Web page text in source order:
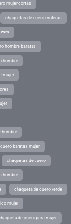
mujer cortas
chaquetas de cuero moteras
zara
hombre baratas
hombre
mujer
hombre
baratas mujer
chaquetas de cuero
hombre
chaqueta de cuero verde
mujer
de cuero para mujer